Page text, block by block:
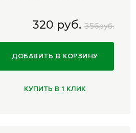
320 руб. 356руб.
40 таблеток 320 руб.
ДОБАВИТЬ В КОРЗИНУ
КУПИТЬ В 1 КЛИК